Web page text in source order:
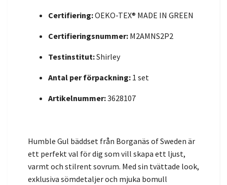
Certifiering:OEKO-TEX® MADE IN GREEN
Certifieringsnummer: M2AMNS2P2
Testinstitut:Shirley
Antal per förpackning: 1 set
Artikelnummer:3628107
Humble Gul bäddset från Borganäs of Sweden är
ett perfekt val för dig som vill skapa ett ljust,
varmt och stilrent sovrum. Med sin tvättade look,
exklusiva sömdetaljer och mjuka bomull